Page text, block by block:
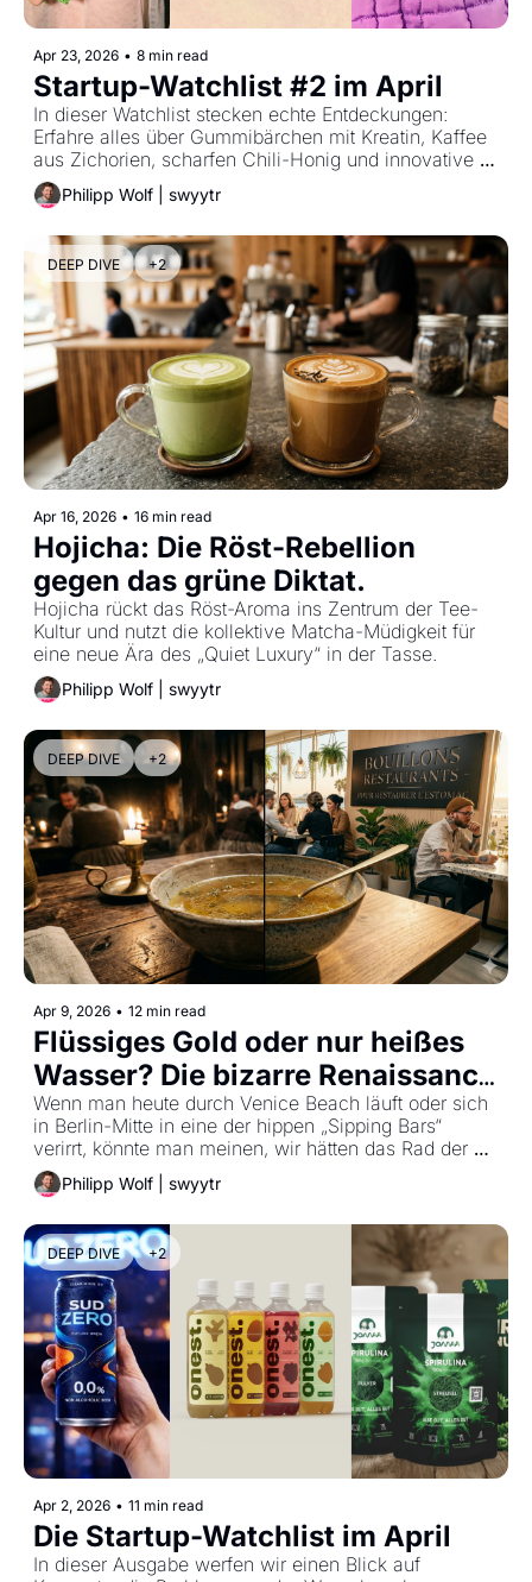
Apr 23, 2026 • 8 min read
Startup-Watchlist #2 im April
In dieser Watchlist stecken echte Entdeckungen:
Erfahre alles über Gummibärchen mit Kreatin, Kaffee
aus Zichorien, scharfen Chili-Honig und innovative
Bio-Mahlzeiten zum Mixen. Zehn Gründer*innen
zeigen, wie man bekannte Klassiker neu aufmischt.
Philipp Wolf | swyytr
DEEP DIVE +2
Apr 16, 2026 • 16 min read
Hojicha: Die Röst-Rebellion
gegen das grüne Diktat.
Hojicha rückt das Röst-Aroma ins Zentrum der Tee-
Kultur und nutzt die kollektive Matcha-Müdigkeit für
eine neue Ära des „Quiet Luxury“ in der Tasse.
Philipp Wolf | swyytr
DEEP DIVE +2
Apr 9, 2026 • 12 min read
Flüssiges Gold oder nur heißes
Wasser? Die bizarre Renaissance
der Knochenbrühe.
Wenn man heute durch Venice Beach läuft oder sich
in Berlin-Mitte in eine der hippen „Sipping Bars“
verirrt, könnte man meinen, wir hätten das Rad der
Ernährung komplett neu erfunden. Da stehen
Menschen in Designer-Yoga-Outfits und nippen mit
als hielten sie das Elixier der Unsterblichkeit in den
Händen.
Philipp Wolf | swyytr
DEEP DIVE +2
Apr 2, 2026 • 11 min read
Die Startup-Watchlist im April
In dieser Ausgabe werfen wir einen Blick auf